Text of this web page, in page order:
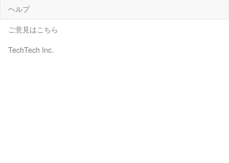
ヘルプ
ご意見はこちら
TechTech Inc.